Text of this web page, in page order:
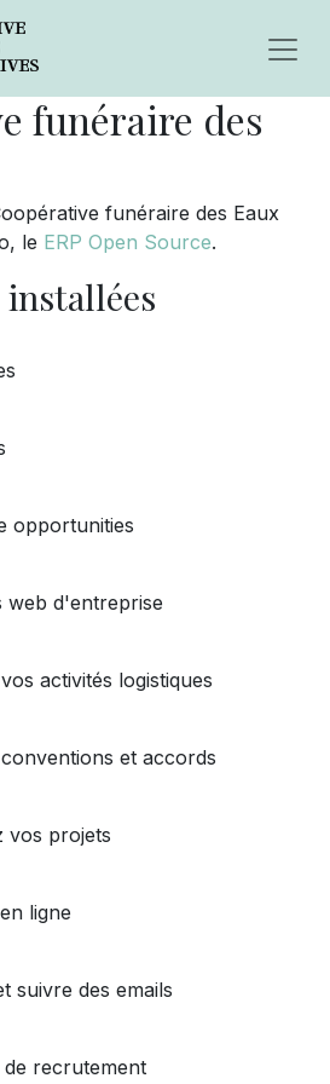
funéraire des
funéraire des Eaux
le ERP Open Source.
opportunities
web d'entreprise
activités logistiques
et accords
vos projets
ligne
suivre des emails
recrutement